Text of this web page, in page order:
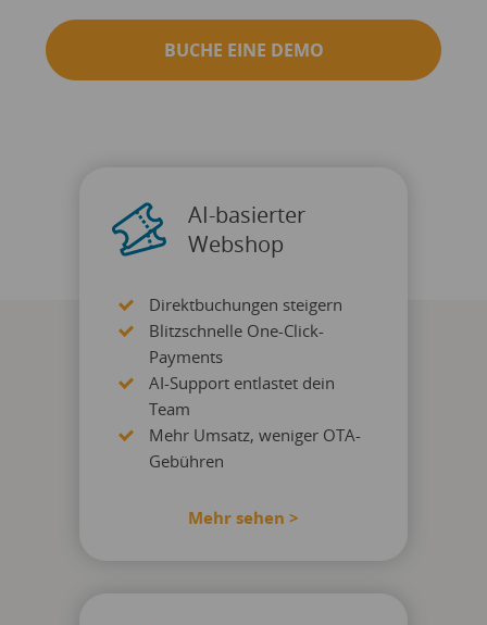
BUCHE EINE DEMO
AI-basierter
Webshop
Direktbuchungen steigern
Blitzschnelle One-Click-
Payments
AI-Support entlastet dein
Team
Mehr Umsatz, weniger OTA-
Gebühren
Mehr sehen >